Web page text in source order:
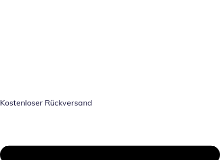
Kostenloser Rückversand